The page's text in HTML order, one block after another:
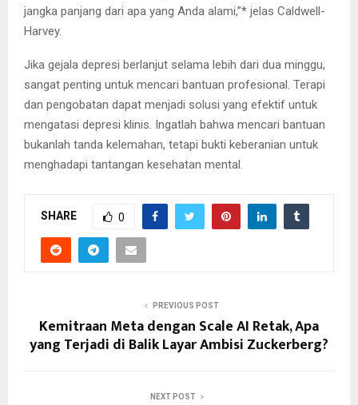
jangka panjang dari apa yang Anda alami,”* jelas Caldwell-
Harvey.
Jika gejala depresi berlanjut selama lebih dari dua minggu,
sangat penting untuk mencari bantuan profesional. Terapi
dan pengobatan dapat menjadi solusi yang efektif untuk
mengatasi depresi klinis. Ingatlah bahwa mencari bantuan
bukanlah tanda kelemahan, tetapi bukti keberanian untuk
menghadapi tantangan kesehatan mental.
SHARE 0
PREVIOUS POST
Kemitraan Meta dengan Scale AI Retak, Apa
yang Terjadi di Balik Layar Ambisi Zuckerberg?
NEXT POST